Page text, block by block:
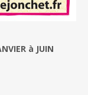
à JUIN